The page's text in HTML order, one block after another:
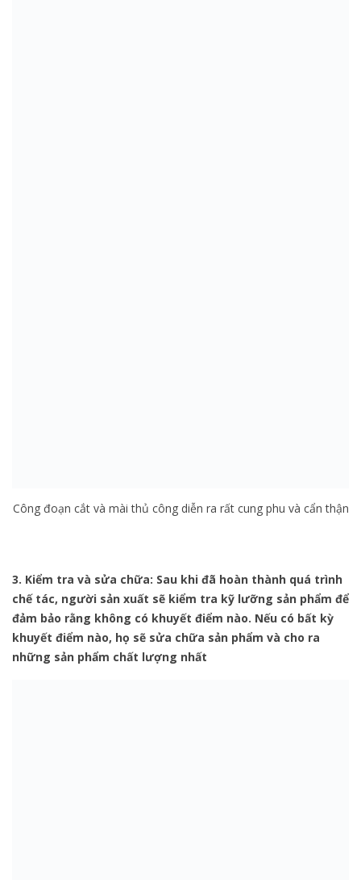
Công đoạn cắt và mài thủ công diễn ra rất cung phu và cẩn thận
3. Kiểm tra và sửa chữa: Sau khi đã hoàn thành quá trình
chế tác, người sản xuất sẽ kiểm tra kỹ lưỡng sản phẩm để
đảm bảo rằng không có khuyết điểm nào. Nếu có bất kỳ
khuyết điểm nào, họ sẽ sửa chữa sản phẩm và cho ra
những sản phẩm chất lượng nhất